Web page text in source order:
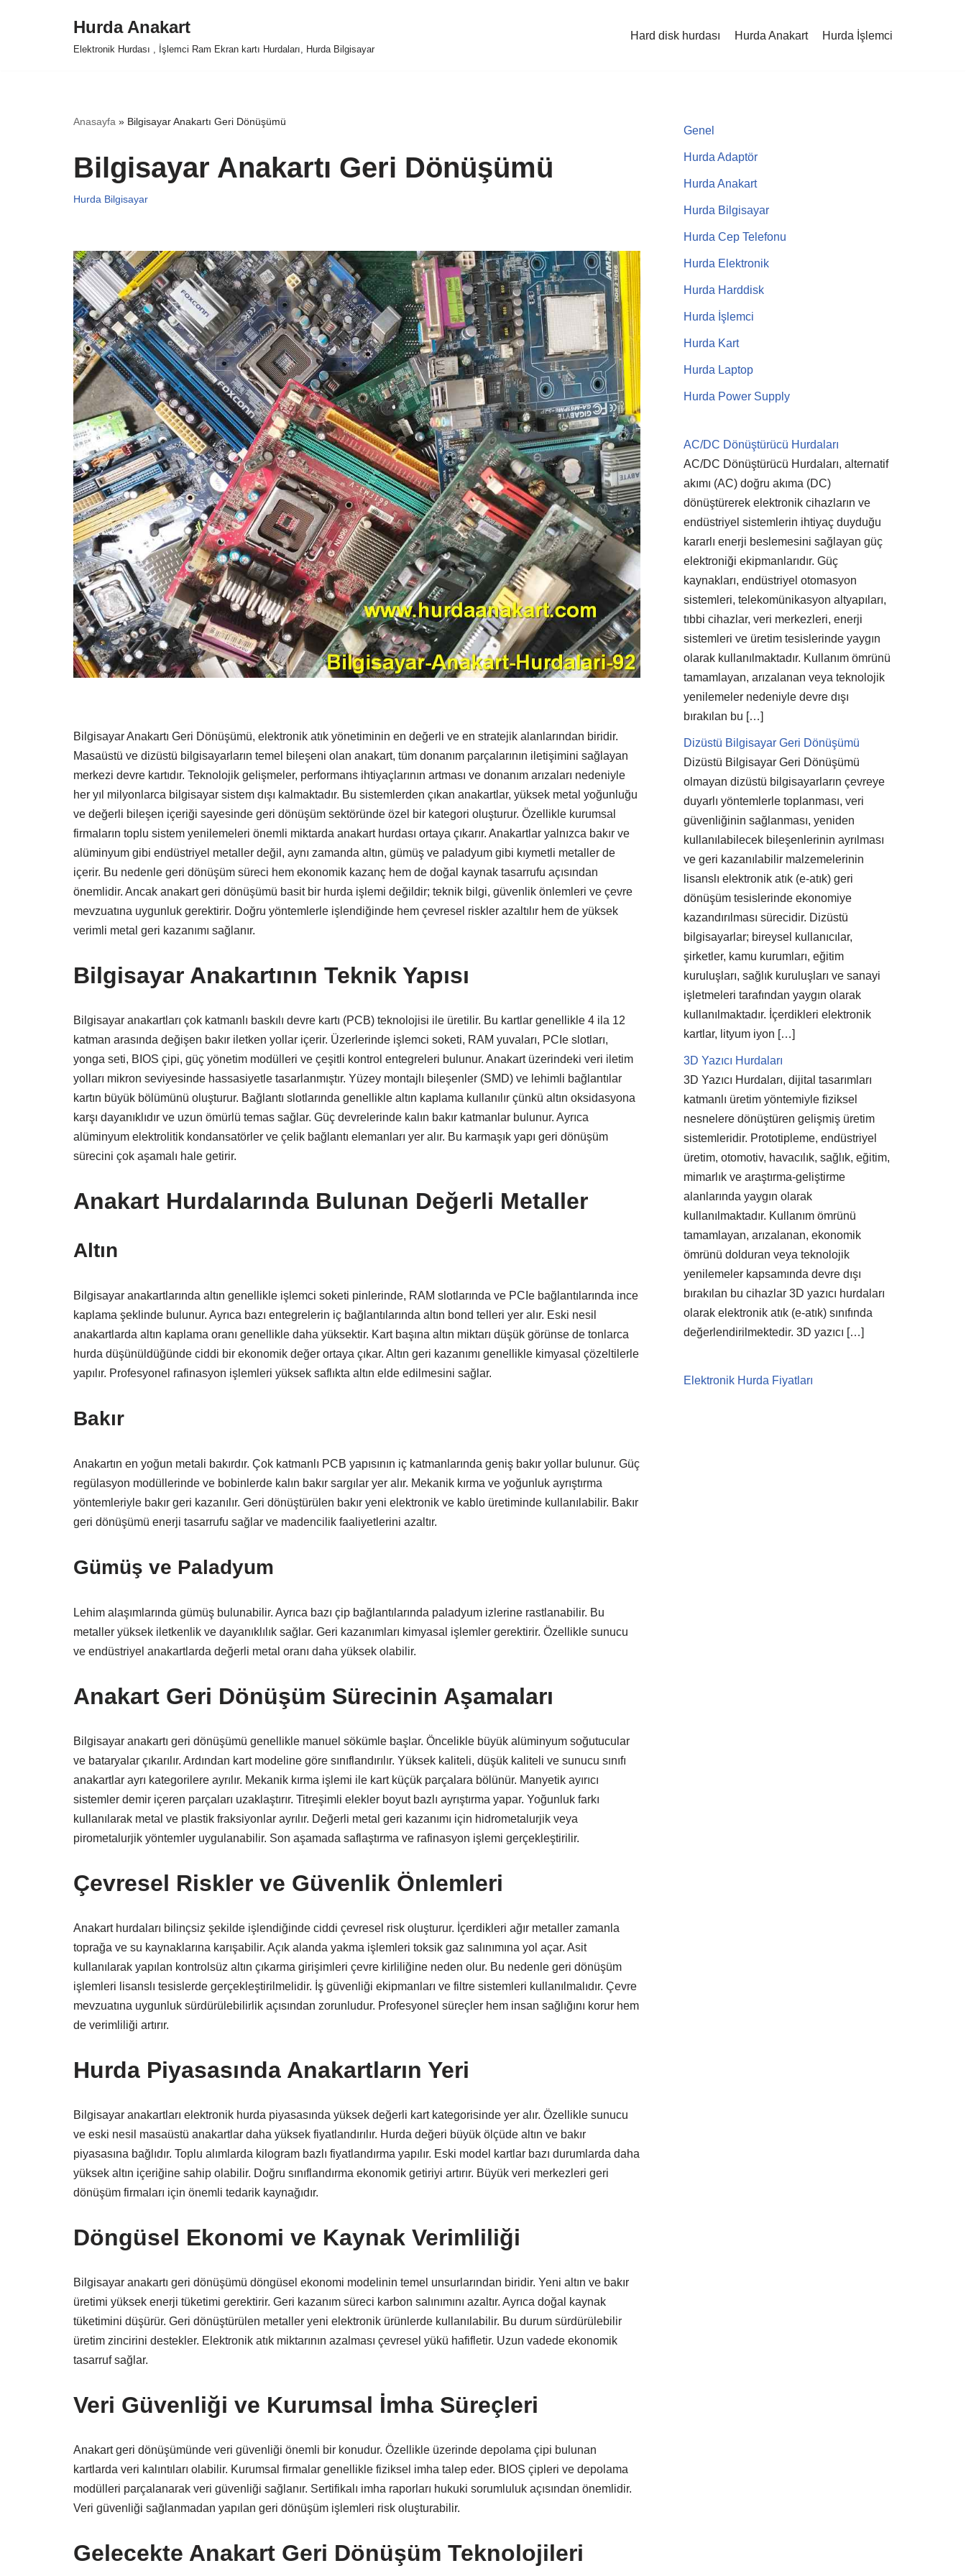
Hurda Anakart
Elektronik Hurdası , İşlemci Ram Ekran kartı Hurdaları, Hurda Bilgisayar
Hard disk hurdası Hurda Anakart Hurda İşlemci
Anasayfa » Bilgisayar Anakartı Geri Dönüşümü
Bilgisayar Anakartı Geri Dönüşümü
Hurda Bilgisayar
Bilgisayar Anakartı Geri Dönüşümü, elektronik atık yönetiminin en değerli ve en stratejik alanlarından biridir.
Masaüstü ve dizüstü bilgisayarların temel bileşeni olan anakart, tüm donanım parçalarının iletişimini sağlayan
merkezi devre kartıdır. Teknolojik gelişmeler, performans ihtiyaçlarının artması ve donanım arızaları nedeniyle
her yıl milyonlarca bilgisayar sistem dışı kalmaktadır. Bu sistemlerden çıkan anakartlar, yüksek metal yoğunluğu
ve değerli bileşen içeriği sayesinde geri dönüşüm sektöründe özel bir kategori oluşturur. Özellikle kurumsal
firmaların toplu sistem yenilemeleri önemli miktarda anakart hurdası ortaya çıkarır. Anakartlar yalnızca bakır ve
alüminyum gibi endüstriyel metaller değil, aynı zamanda altın, gümüş ve paladyum gibi kıymetli metaller de
içerir. Bu nedenle geri dönüşüm süreci hem ekonomik kazanç hem de doğal kaynak tasarrufu açısından
önemlidir. Ancak anakart geri dönüşümü basit bir hurda işlemi değildir; teknik bilgi, güvenlik önlemleri ve çevre
mevzuatına uygunluk gerektirir. Doğru yöntemlerle işlendiğinde hem çevresel riskler azaltılır hem de yüksek
verimli metal geri kazanımı sağlanır.
Bilgisayar Anakartının Teknik Yapısı
Bilgisayar anakartları çok katmanlı baskılı devre kartı (PCB) teknolojisi ile üretilir. Bu kartlar genellikle 4 ila 12
katman arasında değişen bakır iletken yollar içerir. Üzerlerinde işlemci soketi, RAM yuvaları, PCIe slotları,
yonga seti, BIOS çipi, güç yönetim modülleri ve çeşitli kontrol entegreleri bulunur. Anakart üzerindeki veri iletim
yolları mikron seviyesinde hassasiyetle tasarlanmıştır. Yüzey montajlı bileşenler (SMD) ve lehimli bağlantılar
kartın büyük bölümünü oluşturur. Bağlantı slotlarında genellikle altın kaplama kullanılır çünkü altın oksidasyona
karşı dayanıklıdır ve uzun ömürlü temas sağlar. Güç devrelerinde kalın bakır katmanlar bulunur. Ayrıca
alüminyum elektrolitik kondansatörler ve çelik bağlantı elemanları yer alır. Bu karmaşık yapı geri dönüşüm
sürecini çok aşamalı hale getirir.
Anakart Hurdalarında Bulunan Değerli Metaller
Altın
Bilgisayar anakartlarında altın genellikle işlemci soketi pinlerinde, RAM slotlarında ve PCIe bağlantılarında ince
kaplama şeklinde bulunur. Ayrıca bazı entegrelerin iç bağlantılarında altın bond telleri yer alır. Eski nesil
anakartlarda altın kaplama oranı genellikle daha yüksektir. Kart başına altın miktarı düşük görünse de tonlarca
hurda düşünüldüğünde ciddi bir ekonomik değer ortaya çıkar. Altın geri kazanımı genellikle kimyasal çözeltilerle
yapılır. Profesyonel rafinasyon işlemleri yüksek saflıkta altın elde edilmesini sağlar.
Bakır
Anakartın en yoğun metali bakırdır. Çok katmanlı PCB yapısının iç katmanlarında geniş bakır yollar bulunur. Güç
regülasyon modüllerinde ve bobinlerde kalın bakır sargılar yer alır. Mekanik kırma ve yoğunluk ayrıştırma
yöntemleriyle bakır geri kazanılır. Geri dönüştürülen bakır yeni elektronik ve kablo üretiminde kullanılabilir. Bakır
geri dönüşümü enerji tasarrufu sağlar ve madencilik faaliyetlerini azaltır.
Gümüş ve Paladyum
Lehim alaşımlarında gümüş bulunabilir. Ayrıca bazı çip bağlantılarında paladyum izlerine rastlanabilir. Bu
metaller yüksek iletkenlik ve dayanıklılık sağlar. Geri kazanımları kimyasal işlemler gerektirir. Özellikle sunucu
ve endüstriyel anakartlarda değerli metal oranı daha yüksek olabilir.
Anakart Geri Dönüşüm Sürecinin Aşamaları
Bilgisayar anakartı geri dönüşümü genellikle manuel sökümle başlar. Öncelikle büyük alüminyum soğutucular
ve bataryalar çıkarılır. Ardından kart modeline göre sınıflandırılır. Yüksek kaliteli, düşük kaliteli ve sunucu sınıfı
anakartlar ayrı kategorilere ayrılır. Mekanik kırma işlemi ile kart küçük parçalara bölünür. Manyetik ayırıcı
sistemler demir içeren parçaları uzaklaştırır. Titreşimli elekler boyut bazlı ayrıştırma yapar. Yoğunluk farkı
kullanılarak metal ve plastik fraksiyonlar ayrılır. Değerli metal geri kazanımı için hidrometalurjik veya
pirometalurjik yöntemler uygulanabilir. Son aşamada saflaştırma ve rafinasyon işlemi gerçekleştirilir.
Çevresel Riskler ve Güvenlik Önlemleri
Anakart hurdaları bilinçsiz şekilde işlendiğinde ciddi çevresel risk oluşturur. İçerdikleri ağır metaller zamanla
toprağa ve su kaynaklarına karışabilir. Açık alanda yakma işlemleri toksik gaz salınımına yol açar. Asit
kullanılarak yapılan kontrolsüz altın çıkarma girişimleri çevre kirliliğine neden olur. Bu nedenle geri dönüşüm
işlemleri lisanslı tesislerde gerçekleştirilmelidir. İş güvenliği ekipmanları ve filtre sistemleri kullanılmalıdır. Çevre
mevzuatına uygunluk sürdürülebilirlik açısından zorunludur. Profesyonel süreçler hem insan sağlığını korur hem
de verimliliği artırır.
Hurda Piyasasında Anakartların Yeri
Bilgisayar anakartları elektronik hurda piyasasında yüksek değerli kart kategorisinde yer alır. Özellikle sunucu
ve eski nesil masaüstü anakartlar daha yüksek fiyatlandırılır. Hurda değeri büyük ölçüde altın ve bakır
piyasasına bağlıdır. Toplu alımlarda kilogram bazlı fiyatlandırma yapılır. Eski model kartlar bazı durumlarda daha
yüksek altın içeriğine sahip olabilir. Doğru sınıflandırma ekonomik getiriyi artırır. Büyük veri merkezleri geri
dönüşüm firmaları için önemli tedarik kaynağıdır.
Döngüsel Ekonomi ve Kaynak Verimliliği
Bilgisayar anakartı geri dönüşümü döngüsel ekonomi modelinin temel unsurlarından biridir. Yeni altın ve bakır
üretimi yüksek enerji tüketimi gerektirir. Geri kazanım süreci karbon salınımını azaltır. Ayrıca doğal kaynak
tüketimini düşürür. Geri dönüştürülen metaller yeni elektronik ürünlerde kullanılabilir. Bu durum sürdürülebilir
üretim zincirini destekler. Elektronik atık miktarının azalması çevresel yükü hafifletir. Uzun vadede ekonomik
tasarruf sağlar.
Veri Güvenliği ve Kurumsal İmha Süreçleri
Anakart geri dönüşümünde veri güvenliği önemli bir konudur. Özellikle üzerinde depolama çipi bulunan
kartlarda veri kalıntıları olabilir. Kurumsal firmalar genellikle fiziksel imha talep eder. BIOS çipleri ve depolama
modülleri parçalanarak veri güvenliği sağlanır. Sertifikalı imha raporları hukuki sorumluluk açısından önemlidir.
Veri güvenliği sağlanmadan yapılan geri dönüşüm işlemleri risk oluşturabilir.
Gelecekte Anakart Geri Dönüşüm Teknolojileri
Genel
Hurda Adaptör
Hurda Anakart
Hurda Bilgisayar
Hurda Cep Telefonu
Hurda Elektronik
Hurda Harddisk
Hurda İşlemci
Hurda Kart
Hurda Laptop
Hurda Power Supply
AC/DC Dönüştürücü Hurdaları
AC/DC Dönüştürücü Hurdaları, alternatif
akımı (AC) doğru akıma (DC)
dönüştürerek elektronik cihazların ve
endüstriyel sistemlerin ihtiyaç duyduğu
kararlı enerji beslemesini sağlayan güç
elektroniği ekipmanlarıdır. Güç
kaynakları, endüstriyel otomasyon
sistemleri, telekomünikasyon altyapıları,
tıbbi cihazlar, veri merkezleri, enerji
sistemleri ve üretim tesislerinde yaygın
olarak kullanılmaktadır. Kullanım ömrünü
tamamlayan, arızalanan veya teknolojik
yenilemeler nedeniyle devre dışı
bırakılan bu […]
Dizüstü Bilgisayar Geri Dönüşümü
Dizüstü Bilgisayar Geri Dönüşümü
olmayan dizüstü bilgisayarların çevreye
duyarlı yöntemlerle toplanması, veri
güvenliğinin sağlanması, yeniden
kullanılabilecek bileşenlerinin ayrılması
ve geri kazanılabilir malzemelerinin
lisanslı elektronik atık (e-atık) geri
dönüşüm tesislerinde ekonomiye
kazandırılması sürecidir. Dizüstü
bilgisayarlar; bireysel kullanıcılar,
şirketler, kamu kurumları, eğitim
kuruluşları, sağlık kuruluşları ve sanayi
işletmeleri tarafından yaygın olarak
kullanılmaktadır. İçerdikleri elektronik
kartlar, lityum iyon […]
3D Yazıcı Hurdaları
3D Yazıcı Hurdaları, dijital tasarımları
katmanlı üretim yöntemiyle fiziksel
nesnelere dönüştüren gelişmiş üretim
sistemleridir. Prototipleme, endüstriyel
üretim, otomotiv, havacılık, sağlık, eğitim,
mimarlık ve araştırma-geliştirme
alanlarında yaygın olarak
kullanılmaktadır. Kullanım ömrünü
tamamlayan, arızalanan, ekonomik
ömrünü dolduran veya teknolojik
yenilemeler kapsamında devre dışı
bırakılan bu cihazlar 3D yazıcı hurdaları
olarak elektronik atık (e-atık) sınıfında
değerlendirilmektedir. 3D yazıcı […]
Elektronik Hurda Fiyatları